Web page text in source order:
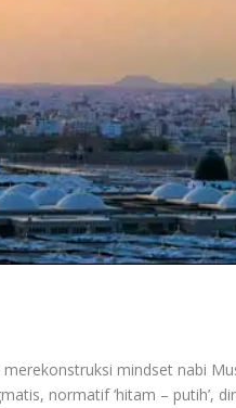
mindset nabi
normatif ‘hitam – putih’,